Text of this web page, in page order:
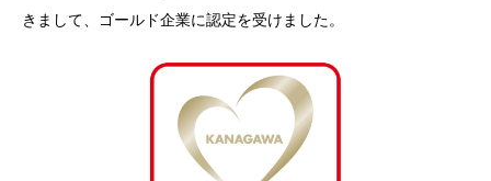
きまして、ゴールド企業に認定を受けました。